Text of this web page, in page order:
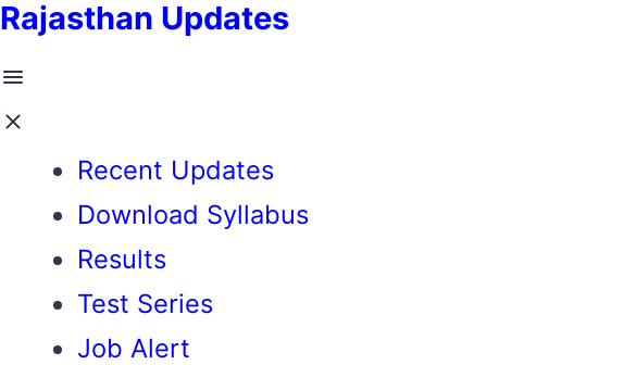
Rajasthan Updates
Recent Updates
Download Syllabus
Results
Test Series
Job Alert